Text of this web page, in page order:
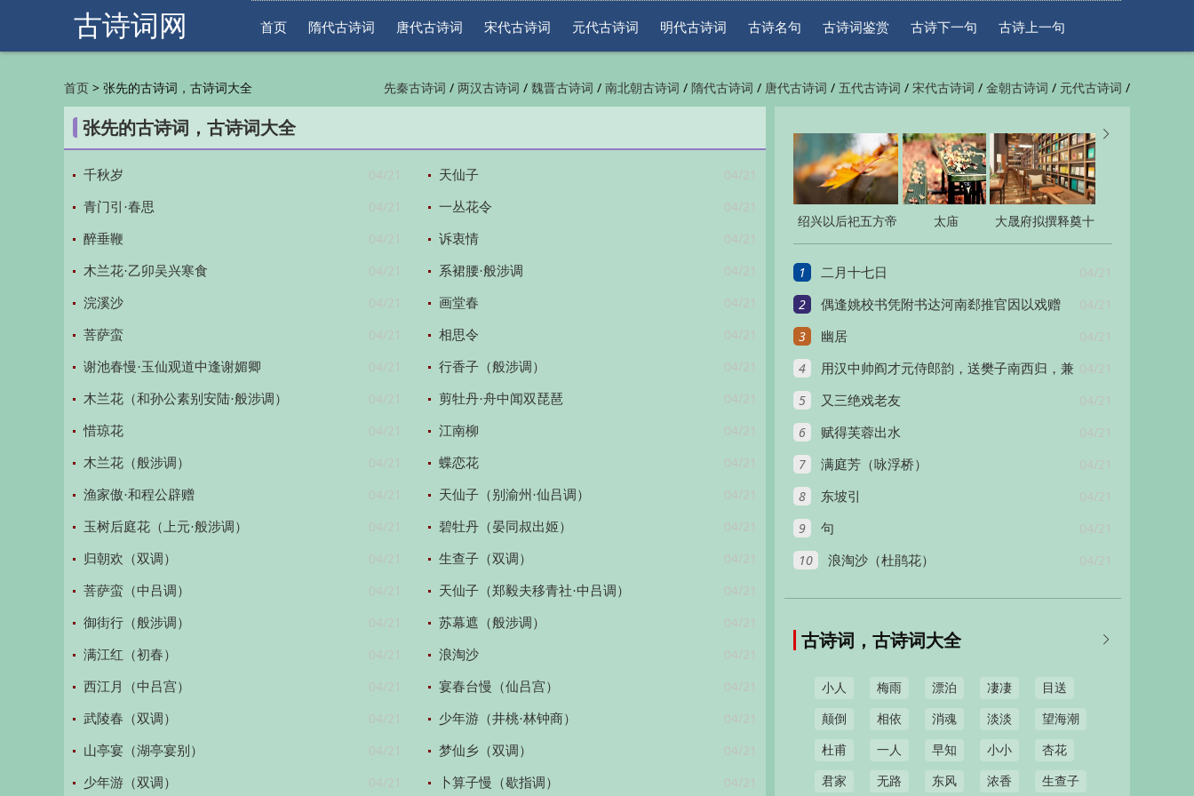
古诗词网 首页 隋代古诗词 唐代古诗词 宋代古诗词 元代古诗词 明代古诗词 古诗名句 古诗词鉴赏 古诗下一句 古诗上一句
先秦古诗词 / 两汉古诗词 / 魏晋古诗词 / 南北朝古诗词 / 隋代古诗词 / 唐代古诗词 / 五代古诗词 / 宋代古诗词 / 金朝古诗词 / 元代古诗词 /
明代古诗词/清代古诗词/近现代古诗词/古诗名句/古诗词鉴赏/古诗下一句/古诗上一句/
首页 > 张先的古诗词，古诗词大全
张先的古诗词，古诗词大全
04/21
千秋岁 04/21
天仙子
04/21
青门引·春思 04/21
一丛花令
04/21
醉垂鞭 04/21
诉衷情
04/21
木兰花·乙卯吴兴寒食 04/21
系裙腰·般涉调
04/21
浣溪沙 04/21
画堂春
04/21
菩萨蛮 04/21
相思令
04/21
谢池春慢·玉仙观道中逢谢媚卿 04/21
行香子（般涉调）
04/21
木兰花（和孙公素别安陆·般涉调） 04/21
剪牡丹·舟中闻双琵琶
04/21
惜琼花 04/21
江南柳
04/21
木兰花（般涉调） 04/21
蝶恋花
04/21
渔家傲·和程公辟赠 04/21
天仙子（别渝州·仙吕调）
04/21
玉树后庭花（上元·般涉调） 04/21
碧牡丹（晏同叔出姬）
04/21
归朝欢（双调） 04/21
生查子（双调）
04/21
菩萨蛮（中吕调） 04/21
天仙子（郑毅夫移青社·中吕调）
04/21
御街行（般涉调） 04/21
苏幕遮（般涉调）
04/21
满江红（初春） 04/21
浪淘沙
04/21
西江月（中吕宫） 04/21
宴春台慢（仙吕宫）
04/21
武陵春（双调） 04/21
少年游（井桃·林钟商）
04/21
山亭宴（湖亭宴别） 04/21
梦仙乡（双调）
04/21
少年游（双调） 04/21
卜算子慢（歇指调）

绍兴以后祀五方帝
六十首
太庙
大晟府拟撰释奠十
四首
1 04/21
二月十七日
2 04/21
偶逢姚校书凭附书达河南郄推官因以戏赠
3 04/21
幽居
4 04/21
用汉中帅阎才元侍郎韵，送樊子南西归，兼
呈
5 04/21
又三绝戏老友
6 04/21
赋得芙蓉出水
7 04/21
满庭芳（咏浮桥）
8 04/21
东坡引
9 04/21
句
10 04/21
浪淘沙（杜鹃花）

古诗词，古诗词大全
小人 梅雨 漂泊 凄凄 目送
颠倒 相依 消魂 淡淡 望海潮
杜甫 一人 早知 小小 杏花
君家 无路 东风 浓香 生查子